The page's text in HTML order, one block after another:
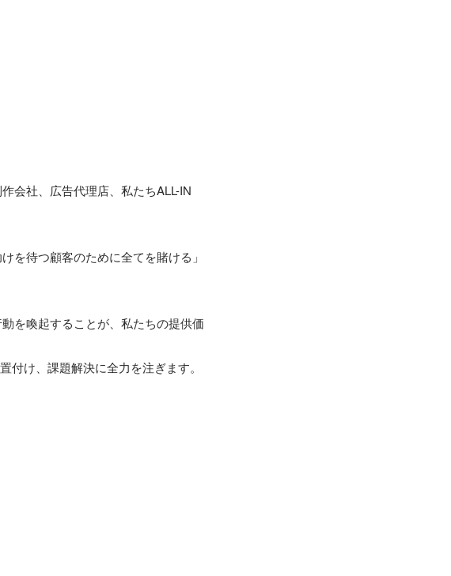
会社、広告代理店、私たちALL-IN
を待つ顧客のために全てを賭ける」
を喚起することが、私たちの提供価
付け、課題解決に全力を注ぎます。